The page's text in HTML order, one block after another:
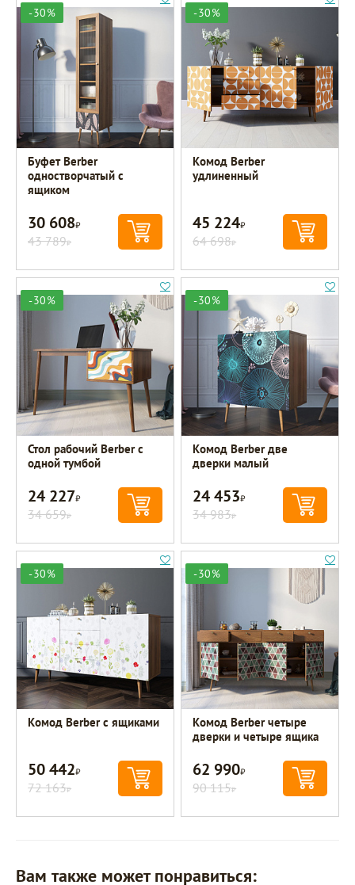
-30%
Буфет Berber
одностворчатый с
ящиком
30 608Р
43 789Р
-30%
Комод Berber
удлиненный
45 224Р
64 698Р
-30%
Стол рабочий Berber с
одной тумбой
24 227Р
34 659Р
-30%
Комод Berber две
дверки малый
24 453Р
34 983Р
-30%
Комод Berber с ящиками
50 442Р
72 163Р
-30%
Комод Berber четыре
дверки и четыре ящика
62 990Р
90 115Р
Вам также может понравиться: